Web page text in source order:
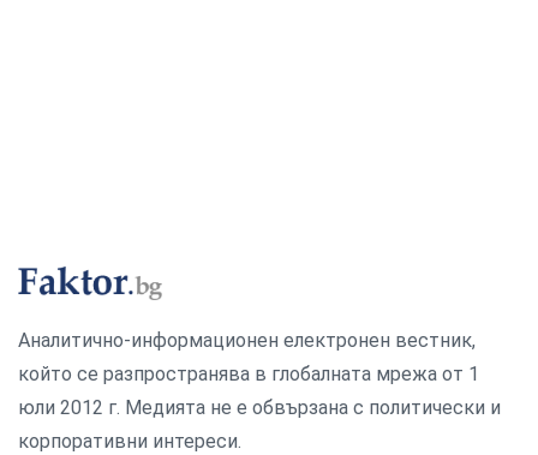
Аналитично-информационен електронен вестник,
който се разпространява в глобалната мрежа от 1
юли 2012 г. Медията не е обвързана с политически и
корпоративни интереси.